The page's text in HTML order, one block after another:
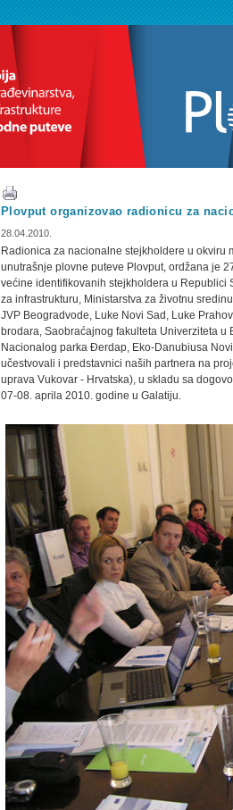
Plovput organizovao radionicu za
28.04.2010.
Radionica za nacionalne stejkholdere u okviru
unutrašnje plovne puteve Plovput, ordžana je
većine identifikovanih stejkholdera u Republici
za infrastrukturu, Ministarstva za životnu
JVP Beogradvode, Luke Novi Sad, Luke
brodara, Saobraćajnog fakulteta Univerziteta
Nacionalog parka Đerdap, Eko-Danubiusa
učestvovali i predstavnici naših partnera na
uprava Vukovar - Hrvatska), u skladu sa
07-08. aprila 2010. godine u Galatiju.